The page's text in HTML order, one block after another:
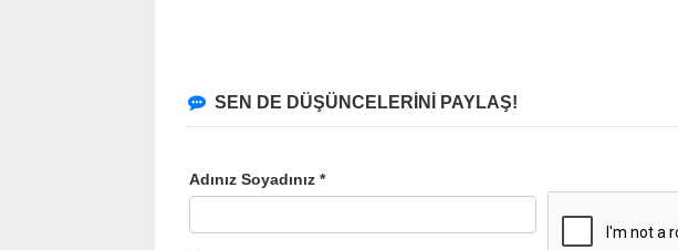
SEN DE DÜŞÜNCELERİNİ PAYLAŞ!
Adınız Soyadınız *